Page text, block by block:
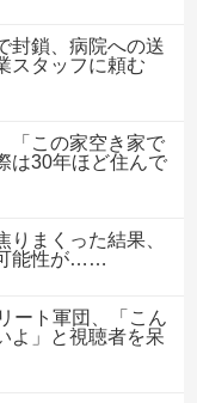
封鎖、病院への送
スタッフに頼む
「この家空き家で
は30年ほど住んで
まくった結果、
能性が……
ート軍団、「こん
よ」と視聴者を呆